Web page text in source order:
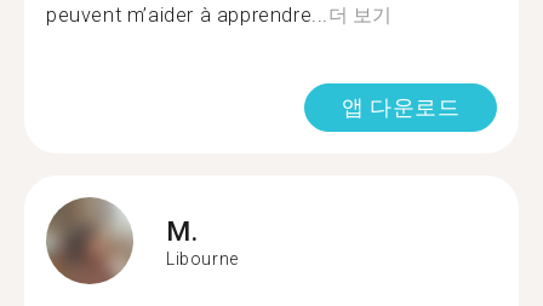
peuvent m’aider à apprendre... 더 보기
앱 다운로드
M.
Libourne